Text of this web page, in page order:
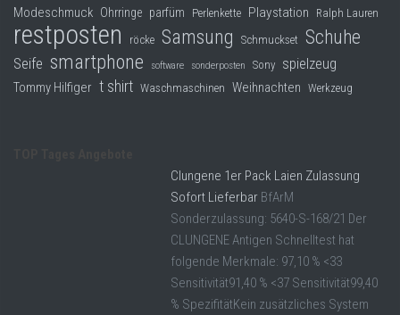
Modeschmuck Ohrringe parfüm Perlenkette Playstation Ralph Lauren
restposten röcke Samsung Schmuckset Schuhe
Seife smartphone software sonderposten Sony spielzeug
Tommy Hilfiger t shirt Waschmaschinen Weihnachten Werkzeug
Clungene 1er Pack Laien Zulassung
Sofort Lieferbar BfArM
Sonderzulassung: 5640-S-168/21 Der
CLUNGENE Antigen Schnelltest hat
folgende Merkmale: 97,10 % <33
Sensitivität91,40 % <37 Sensitivität99,40
% SpezifitätKein zusätzliches System